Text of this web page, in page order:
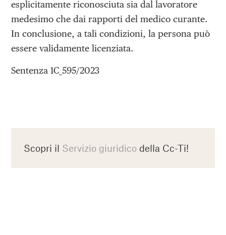
esplicitamente riconosciuta sia dal lavoratore
medesimo che dai rapporti del medico curante.
In conclusione, a tali condizioni, la persona può
essere validamente licenziata.
Sentenza 1C_595/2023
Scopri il Servizio giuridico della Cc-Ti!